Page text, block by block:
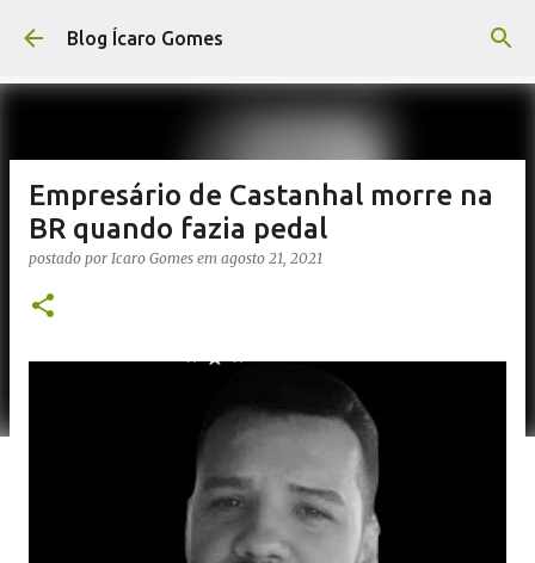
Pular para o conteúdo principal
Blog Ícaro Gomes
Empresário de Castanhal morre na
BR quando fazia pedal
postado por Icaro Gomes em agosto 21, 2021